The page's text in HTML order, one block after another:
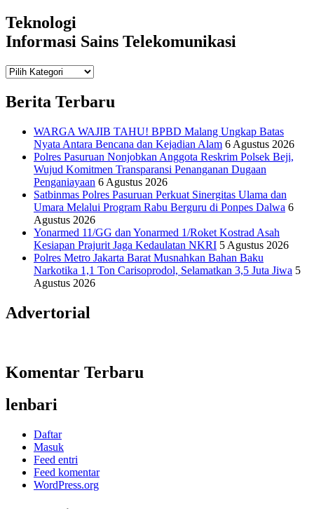
Teknologi
Informasi Sains Telekomunikasi
Teknologi
Berita Terbaru
WARGA WAJIB TAHU! BPBD Malang Ungkap Batas
Nyata Antara Bencana dan Kejadian Alam 6 Agustus 2026
Polres Pasuruan Nonjobkan Anggota Reskrim Polsek Beji,
Wujud Komitmen Transparansi Penanganan Dugaan
Penganiayaan 6 Agustus 2026
Satbinmas Polres Pasuruan Perkuat Sinergitas Ulama dan
Umara Melalui Program Rabu Berguru di Ponpes Dalwa 6
Agustus 2026
Yonarmed 11/GG dan Yonarmed 1/Roket Kostrad Asah
Kesiapan Prajurit Jaga Kedaulatan NKRI 5 Agustus 2026
Polres Metro Jakarta Barat Musnahkan Bahan Baku
Narkotika 1,1 Ton Carisoprodol, Selamatkan 3,5 Juta Jiwa 5
Agustus 2026
Advertorial
Komentar Terbaru
lenbari
Daftar
Masuk
Feed entri
Feed komentar
WordPress.org